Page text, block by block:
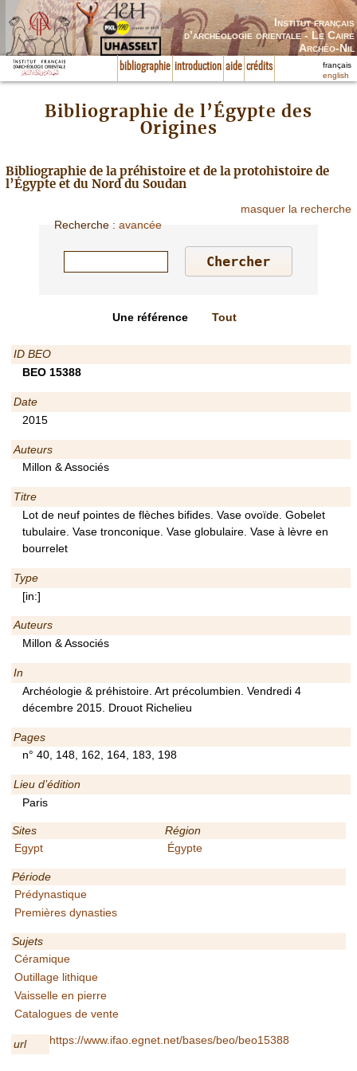
Institut français
d’archéologie orientale - Le Caire
Archéo-Nil
bibliographie introduction aide crédits
français
english
Bibliographie de l’Égypte des
Origines
Bibliographie de la préhistoire et de la protohistoire de
l’Égypte et du Nord du Soudan
masquer la recherche
Recherche :avancée
Une référence Tout
ID BEO
BEO 15388
Date
2015
Auteurs
Millon & Associés
Titre
Lot de neuf pointes de flèches bifides. Vase ovoïde. Gobelet
tubulaire. Vase tronconique. Vase globulaire. Vase à lèvre en
bourrelet
Type
[in:]
Auteurs
Millon & Associés
In
Archéologie & préhistoire. Art précolumbien. Vendredi 4
décembre 2015. Drouot Richelieu
Pages
n° 40, 148, 162, 164, 183, 198
Lieu d’édition
Paris
Sites
Région
Egypt
Égypte
Période
Prédynastique
Premières dynasties
Sujets
Céramique
Outillage lithique
Vaisselle en pierre
Catalogues de vente
url https://www.ifao.egnet.net/bases/beo/beo15388